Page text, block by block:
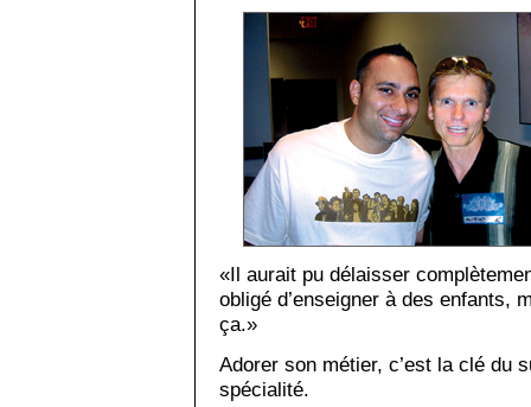
«Il aurait pu délaisser
obligé d’enseigner à des enfants,
ça.»
Adorer son métier, c’est la clé du
spécialité.